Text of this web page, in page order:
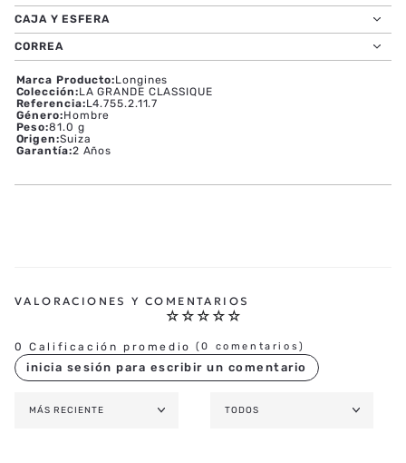
CAJA Y ESFERA
CORREA
Marca Producto:Longines
Colección:LA GRANDE CLASSIQUE
Referencia:L4.755.2.11.7
Género:Hombre
Peso:81.0 g
Origen:Suiza
Garantía:2 Años
☆ ☆ ☆ ☆ ☆
0 Calificación promedio (0 comentarios)
MÁS RECIENTE TODOS